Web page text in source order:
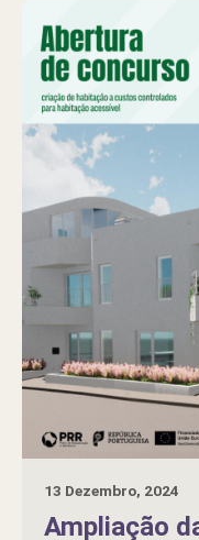
13 Dezembro, 2024
Ampliação